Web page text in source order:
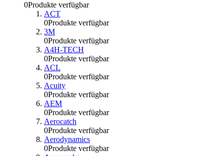
0Produkte verfügbar
ACT
0Produkte verfügbar
3M
0Produkte verfügbar
A4H-TECH
0Produkte verfügbar
ACL
0Produkte verfügbar
Acuity
0Produkte verfügbar
AEM
0Produkte verfügbar
Aerocatch
0Produkte verfügbar
Aerodynamics
0Produkte verfügbar